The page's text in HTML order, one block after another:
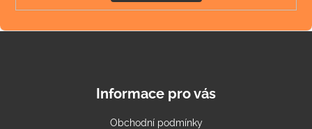
Informace pro vás
Obchodní podmínky